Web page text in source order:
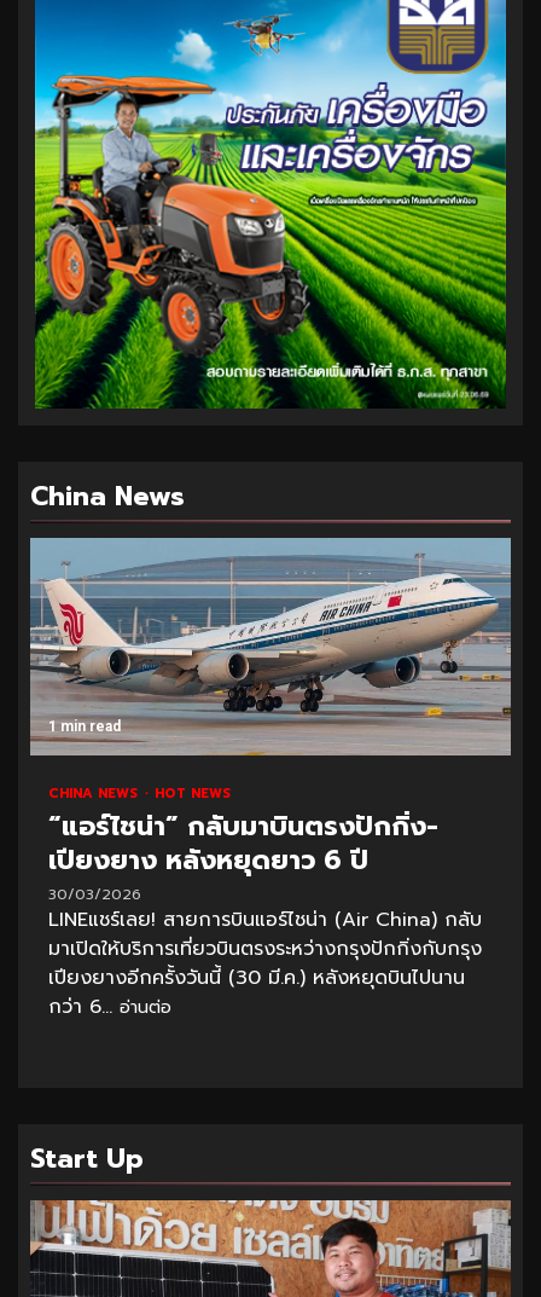
China News
1 min read
CHINA NEWS HOT NEWS
“แอร์ไชน่า” กลับมาบินตรงปักกิ่ง-
เปียงยาง หลังหยุดยาว 6 ปี
30/03/2026
LINEแชร์เลย! สายการบินแอร์ไชน่า (Air China) กลับ
มาเปิดให้บริการเที่ยวบินตรงระหว่างกรุงปักกิ่งกับกรุง
เปียงยางอีกครั้งวันนี้ (30 มี.ค.) หลังหยุดบินไปนาน
กว่า 6... อ่านต่อ
Start Up